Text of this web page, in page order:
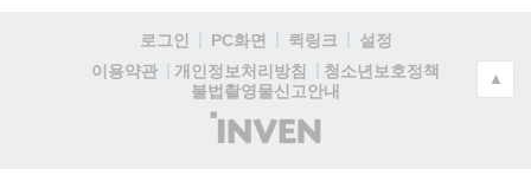
로그인 PC화면 퀵링크
설정
이용약관
개인정보처리방침
청소년보호정책
불법촬영물신고안내
(주)
인
▲